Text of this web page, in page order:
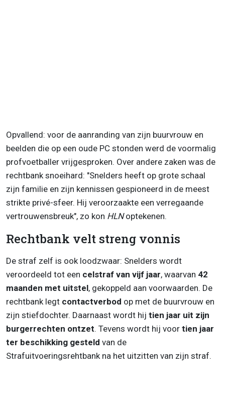
Opvallend: voor de aanranding van zijn buurvrouw en
beelden die op een oude PC stonden werd de voormalig
profvoetballer vrijgesproken. Over andere zaken was de
rechtbank snoeihard: "Snelders heeft op grote schaal
zijn familie en zijn kennissen gespioneerd in de meest
strikte privé-sfeer. Hij veroorzaakte een verregaande
vertrouwensbreuk", zo kon HLNoptekenen.
Rechtbank velt streng vonnis
De straf zelf is ook loodzwaar: Snelders wordt
veroordeeld tot een celstraf van vijf jaar, waarvan 42
maanden met uitstel, gekoppeld aan voorwaarden. De
rechtbank legt contactverbod op met de buurvrouw en
zijn stiefdochter. Daarnaast wordt hij tien jaar uit zijn
burgerrechten ontzet. Tevens wordt hij voor tien jaar
ter beschikking gesteld van de
Strafuitvoeringsrehtbank na het uitzitten van zijn straf.